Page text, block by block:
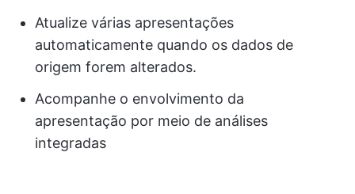
Atualize várias apresentações
automaticamente quando os dados de
origem forem alterados.
Acompanhe o envolvimento da
apresentação por meio de análises
integradas